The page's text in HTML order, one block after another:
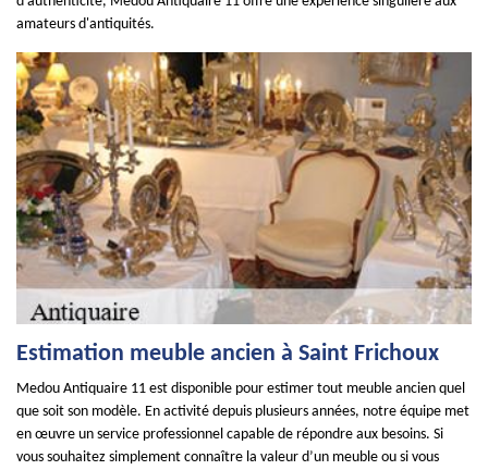
amateurs d'antiquités.
Estimation meuble ancien à Saint Frichoux
Medou Antiquaire 11 est disponible pour estimer tout meuble ancien quel
que soit son modèle. En activité depuis plusieurs années, notre équipe met
en œuvre un service professionnel capable de répondre aux besoins. Si
vous souhaitez simplement connaître la valeur d’un meuble ou si vous